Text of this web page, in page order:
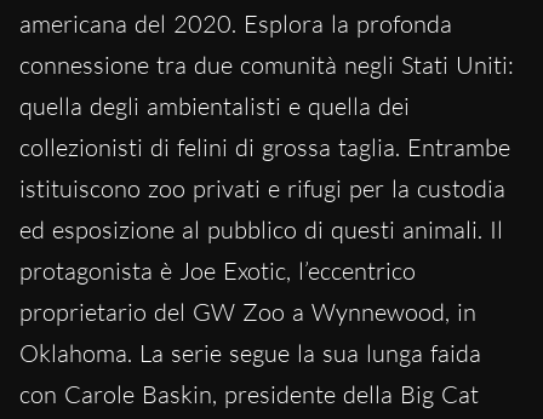
americana del 2020. Esplora la profonda
connessione tra due comunità negli Stati Uniti:
quella degli ambientalisti e quella dei
collezionisti di felini di grossa taglia. Entrambe
istituiscono zoo privati e rifugi per la custodia
ed esposizione al pubblico di questi animali. Il
protagonista è Joe Exotic, l’eccentrico
proprietario del GW Zoo a Wynnewood, in
Oklahoma. La serie segue la sua lunga faida
con Carole Baskin, presidente della Big Cat